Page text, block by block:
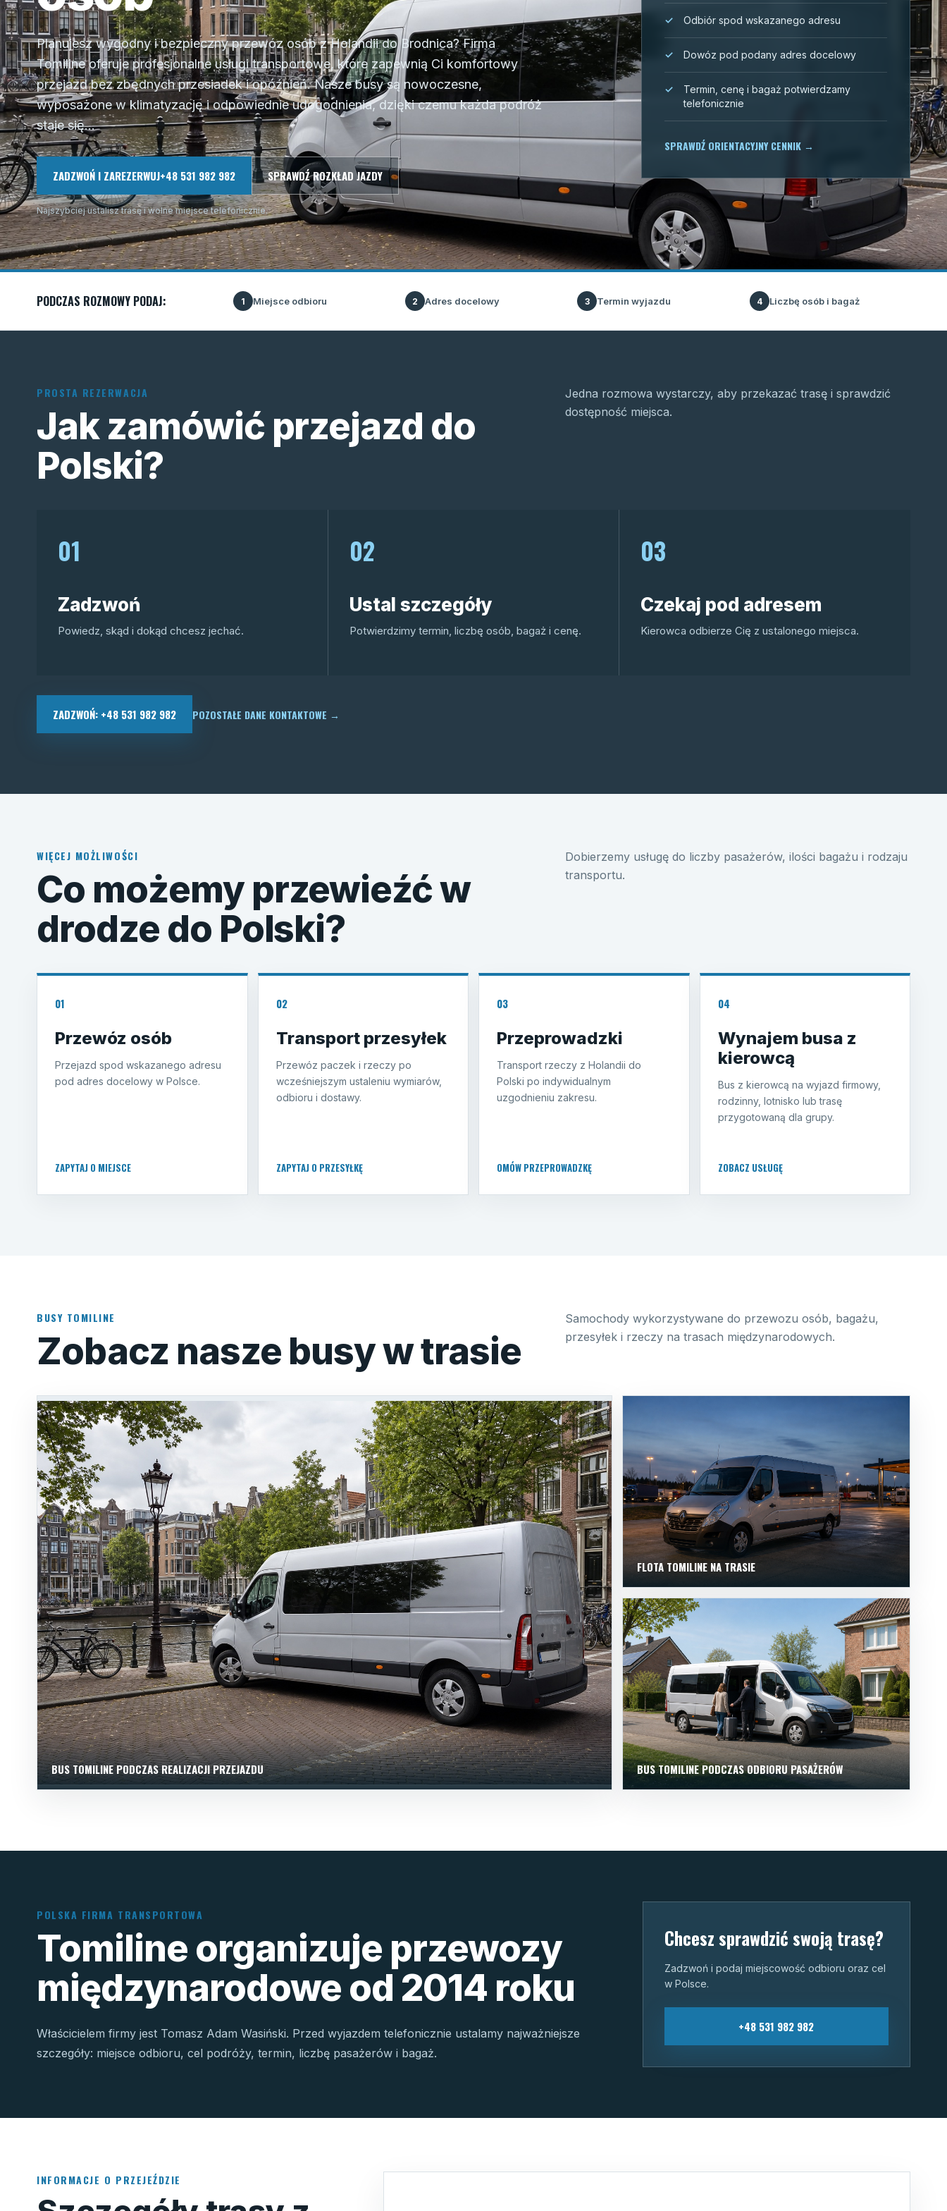
Planujesz wygodny i bezpieczny przewóz osób z Holandii do Brodnica? Firma
Tomiline oferuje profesjonalne usługi transportowe, które zapewnią Ci komfortowy
przejazd bez zbędnych przesiadek i opóźnień. Nasze busy są nowoczesne,
wyposażone w klimatyzację i odpowiednie udogodnienia, dzięki czemu każda podróż
staje się...
ZADZWOŃ I ZAREZERWUJ+48 531 982 982 SPRAWDŹ ROZKŁAD JAZDY
Najszybciej ustalisz trasę i wolne miejsce telefonicznie.
Odbiór spod wskazanego adresu
Dowóz pod podany adres docelowy
Termin, cenę i bagaż potwierdzamy
telefonicznie
SPRAWDŹ ORIENTACYJNY CENNIK →
PODCZAS ROZMOWY PODAJ: 1 Miejsce odbioru 2 Adres docelowy 3 Termin wyjazdu 4 Liczbę osób i bagaż
PROSTA REZERWACJA
Jak zamówić przejazd do
Polski?
Jedna rozmowa wystarczy, aby przekazać trasę i sprawdzić
dostępność miejsca.
01
Zadzwoń
Powiedz, skąd i dokąd chcesz jechać.
02
Ustal szczegóły
Potwierdzimy termin, liczbę osób, bagaż i cenę.
03
Czekaj pod adresem
Kierowca odbierze Cię z ustalonego miejsca.
ZADZWOŃ: +48 531 982 982 POZOSTAŁE DANE KONTAKTOWE →
WIĘCEJ MOŻLIWOŚCI
Co możemy przewieźć w
drodze do Polski?
Dobierzemy usługę do liczby pasażerów, ilości bagażu i rodzaju
transportu.
01
Przewóz osób
Przejazd spod wskazanego adresu
pod adres docelowy w Polsce.
ZAPYTAJ O MIEJSCE
02
Transport przesyłek
Przewóz paczek i rzeczy po
wcześniejszym ustaleniu wymiarów,
odbioru i dostawy.
ZAPYTAJ O PRZESYŁKĘ
03
Przeprowadzki
Transport rzeczy z Holandii do
Polski po indywidualnym
uzgodnieniu zakresu.
OMÓW PRZEPROWADZKĘ
04
Wynajem busa z
kierowcą
Bus z kierowcą na wyjazd firmowy,
rodzinny, lotnisko lub trasę
przygotowaną dla grupy.
ZOBACZ USŁUGĘ
BUSY TOMILINE
Zobacz nasze busy w trasie
Samochody wykorzystywane do przewozu osób, bagażu,
przesyłek i rzeczy na trasach międzynarodowych.
BUS TOMILINE PODCZAS REALIZACJI PRZEJAZDU
FLOTA TOMILINE NA TRASIE
BUS TOMILINE PODCZAS ODBIORU PASAŻERÓW
POLSKA FIRMA TRANSPORTOWA
Tomiline organizuje przewozy
międzynarodowe od 2014 roku
Właścicielem firmy jest Tomasz Adam Wasiński. Przed wyjazdem telefonicznie ustalamy najważniejsze
szczegóły: miejsce odbioru, cel podróży, termin, liczbę pasażerów i bagaż.
Chcesz sprawdzić swoją trasę?
Zadzwoń i podaj miejscowość odbioru oraz cel
w Polsce.
+48 531 982 982
INFORMACJE O PRZEJEŹDZIE